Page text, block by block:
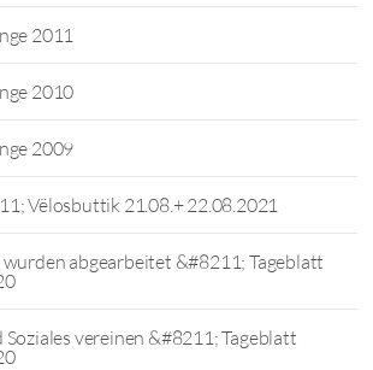
2011
2010
2009
Vëlosbuttik 21.08.+ 22.08.2021
abgearbeitet &#8211; Tageblatt
vereinen &#8211; Tageblatt